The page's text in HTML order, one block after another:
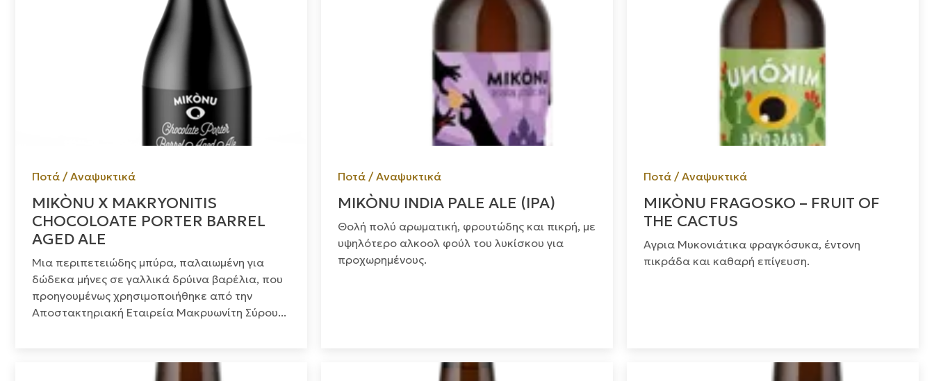
Ποτά / Αναψυκτικά
MIKÒNU X MAKRYONITIS
CHOCOLOATE PORTER BARREL
AGED ALE
Μια περιπετειώδης μπύρα, παλαιωμένη για
δώδεκα μήνες σε γαλλικά δρύινα βαρέλια, που
προηγουμένως χρησιμοποιήθηκε από την
Αποστακτηριακή Εταιρεία Μακρυωνίτη Σύρου...
Ποτά / Αναψυκτικά
MIKÒNU INDIA PALE ALE (IPA)
Θολή πολύ αρωματική, φρουτώδης και πικρή, με
υψηλότερο αλκοολ φούλ του λυκίσκου για
προχωρημένους.
Ποτά / Αναψυκτικά
MIKÒNU FRAGOSKO – FRUIT OF
THE CACTUS
Αγρια Μυκονιάτικα φραγκόσυκα, έντονη
πικράδα και καθαρή επίγευση.